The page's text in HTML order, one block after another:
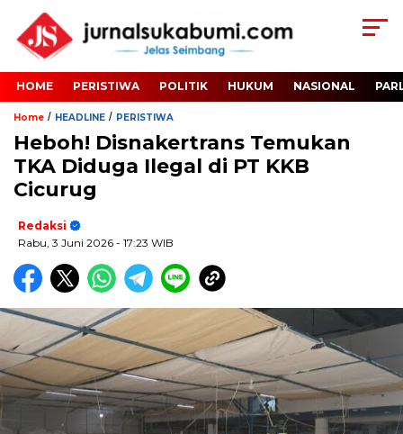
HOME PERISTIWA POLITIK HUKUM NASIONAL
Home / HEADLINE / PERISTIWA
Heboh! Disnakertrans Temukan
TKA Diduga Ilegal di PT KKB
Cicurug
Redaksi
Rabu, 3 Juni 2026 - 17:23 WIB